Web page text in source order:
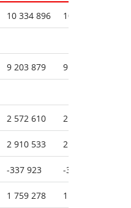
10 334 896 10 217 757
9 203 879 9 175 709
2 572 610 2 588 499
2 910 533 2 926 422
-337 923 -337 923
1 759 278 1 757 984